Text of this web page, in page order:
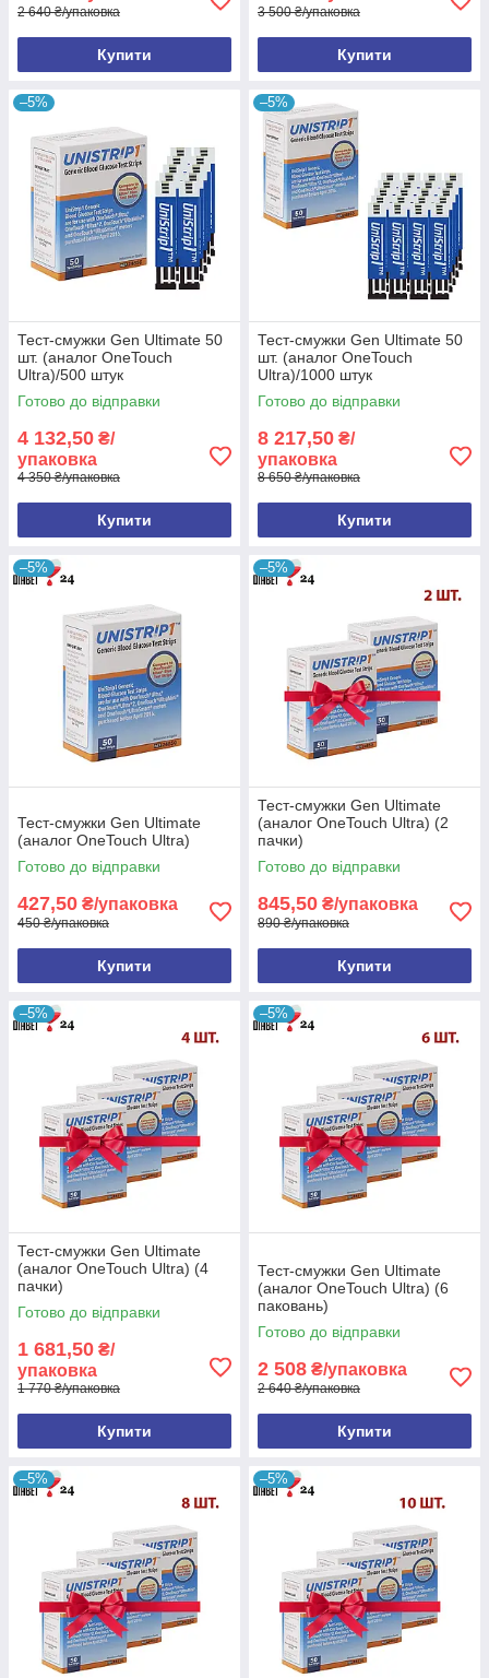
2 640 ₴/упаковка
Купити
3 500 ₴/упаковка
Купити
–5%
Тест-смужки Gen Ultimate 50
шт. (аналог OneTouch
Ultra)/500 штук
Готово до відправки
4 132,50 ₴/
упаковка
4 350 ₴/упаковка
Купити
–5%
Тест-смужки Gen Ultimate 50
шт. (аналог OneTouch
Ultra)/1000 штук
Готово до відправки
8 217,50 ₴/
упаковка
8 650 ₴/упаковка
Купити
–5%
Тест-смужки Gen Ultimate
(аналог OneTouch Ultra)
Готово до відправки
427,50 ₴/упаковка
450 ₴/упаковка
Купити
–5%
Тест-смужки Gen Ultimate
(аналог OneTouch Ultra) (2
пачки)
Готово до відправки
845,50 ₴/упаковка
890 ₴/упаковка
Купити
–5%
Тест-смужки Gen Ultimate
(аналог OneTouch Ultra) (4
пачки)
Готово до відправки
1 681,50 ₴/
упаковка
1 770 ₴/упаковка
Купити
–5%
Тест-смужки Gen Ultimate
(аналог OneTouch Ultra) (6
паковань)
Готово до відправки
2 508 ₴/упаковка
2 640 ₴/упаковка
Купити
–5% –5%